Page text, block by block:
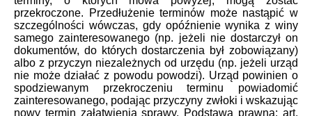
przekroczone. Przedłużenie terminów może nastąpić w
szczególności wówczas, gdy opóźnienie wynika z winy
samego zainteresowanego (np. jeżeli nie dostarczył on
dokumentów, do których dostarczenia był zobowiązany)
albo z przyczyn niezależnych od urzędu (np. jeżeli urząd
nie może działać z powodu powodzi). Urząd powinien o
spodziewanym przekroczeniu terminu powiadomić
zainteresowanego, podając przyczyny zwłoki i wskazując
nowy termin załatwienia sprawy. Podstawa prawna: art.